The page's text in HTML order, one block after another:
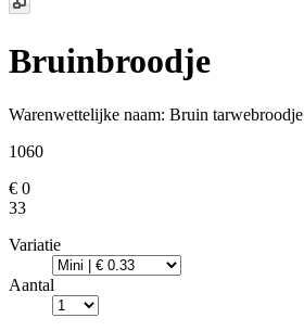
Bruinbroodje
Warenwettelijke naam: Bruin tarwebroodje
1060
€ 0
33
Variatie
Aantal